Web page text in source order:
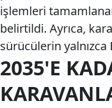
işlemleri
belirtildi. Ayrıca,
sürücülerin yalnızca
2035'E